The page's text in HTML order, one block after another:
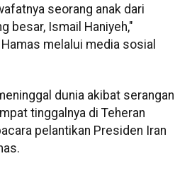
seorang anak dari
besar, Ismail Haniyeh,"
melalui media sosial
dunia akibat serangan
tinggalnya di Teheran
pelantikan Presiden Iran